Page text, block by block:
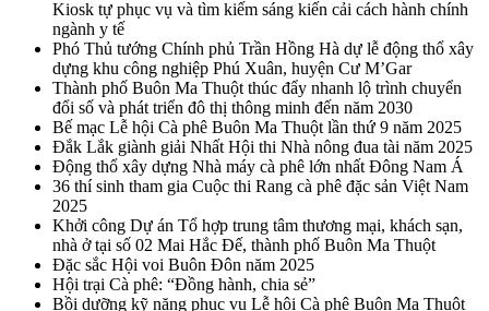
Kiosk tự phục vụ và tìm kiếm sáng kiến cải cách hành chính
ngành y tế
Phó Thủ tướng Chính phủ Trần Hồng Hà dự lễ động thổ xây
dựng khu công nghiệp Phú Xuân, huyện Cư M’Gar
Thành phố Buôn Ma Thuột thúc đẩy nhanh lộ trình chuyển
đổi số và phát triển đô thị thông minh đến năm 2030
Bế mạc Lễ hội Cà phê Buôn Ma Thuột lần thứ 9 năm 2025
Đắk Lắk giành giải Nhất Hội thi Nhà nông đua tài năm 2025
Động thổ xây dựng Nhà máy cà phê lớn nhất Đông Nam Á
36 thí sinh tham gia Cuộc thi Rang cà phê đặc sản Việt Nam
2025
Khởi công Dự án Tổ hợp trung tâm thương mại, khách sạn,
nhà ở tại số 02 Mai Hắc Đế, thành phố Buôn Ma Thuột
Đặc sắc Hội voi Buôn Đôn năm 2025
Hội trại Cà phê: “Đồng hành, chia sẻ”
Bồi dưỡng kỹ năng phục vụ Lễ hội Cà phê Buôn Ma Thuột